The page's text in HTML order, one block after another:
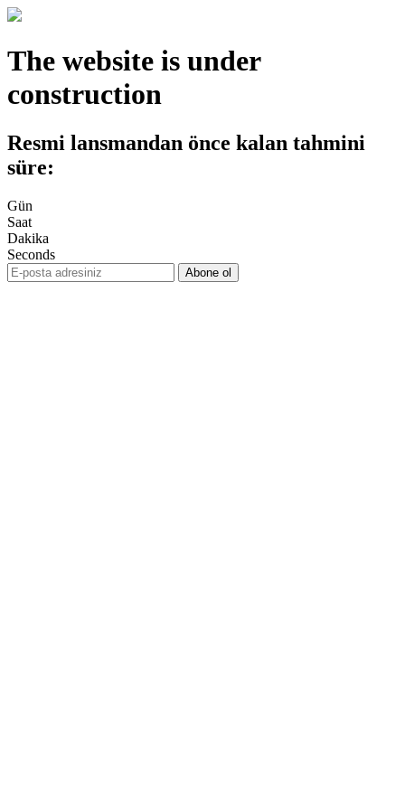
The website is under
construction
Resmi lansmandan önce kalan tahmini
süre:
Gün
Saat
Dakika
Seconds